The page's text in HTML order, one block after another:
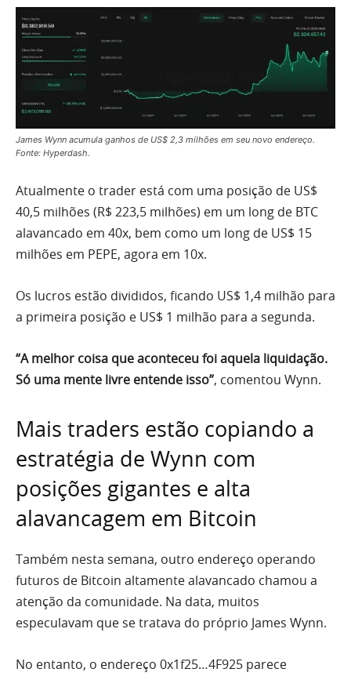
James Wynn acumula ganhos de US$ 2,3 milhões em seu novo endereço.
Fonte: Hyperdash.
Atualmente o trader está com uma posição de US$
40,5 milhões (R$ 223,5 milhões) em um long de BTC
alavancado em 40x, bem como um long de US$ 15
milhões em PEPE, agora em 10x.
Os lucros estão divididos, ficando US$ 1,4 milhão para
a primeira posição e US$ 1 milhão para a segunda.
“A melhor coisa que aconteceu foi aquela liquidação.
Só uma mente livre entende isso”, comentou Wynn.
Mais traders estão copiando a
estratégia de Wynn com
posições gigantes e alta
alavancagem em Bitcoin
Também nesta semana, outro endereço operando
futuros de Bitcoin altamente alavancado chamou a
atenção da comunidade. Na data, muitos
especulavam que se tratava do próprio James Wynn.
No entanto, o endereço 0x1f25…4F925 parece